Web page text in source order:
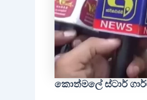
කොත්මලේ ස්ටාර්